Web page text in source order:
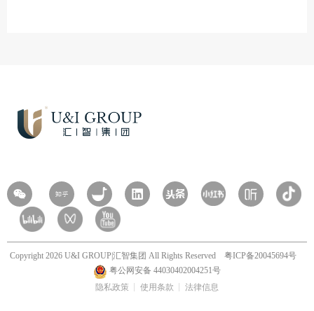
Copyright 2026 U&I GROUP|汇智集团 All Rights Reserved 粤ICP备20045694号
粤公网安备 44030402004251号
隐私政策
使用条款 法律信息